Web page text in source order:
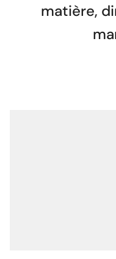
matière,